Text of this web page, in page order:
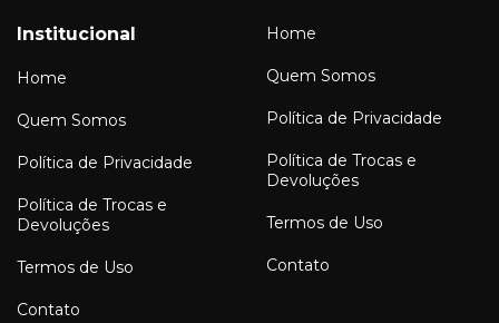
Institucional
Home
Quem Somos
Política de Privacidade
Política de Trocas e
Devoluções
Termos de Uso
Contato
Home
Quem Somos
Política de Privacidade
Política de Trocas e
Devoluções
Termos de Uso
Contato